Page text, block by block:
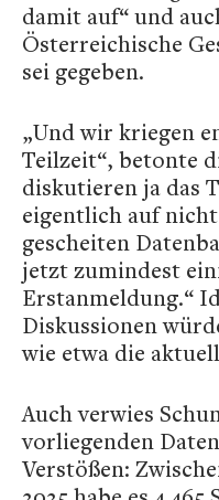
damit auf“ und
Österreichische
sei gegeben.
„Und wir kriegen
Teilzeit“, betonte
diskutieren ja das
eigentlich auf
gescheiten
jetzt zumindest
Erstanmeldung.“
Diskussionen
wie etwa die
Auch verwies
vorliegenden
Verstößen: